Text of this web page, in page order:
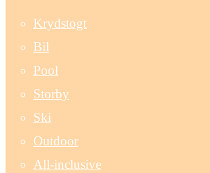
Krydstogt
Bil
Pool
Storby
Ski
Outdoor
All-inclusive